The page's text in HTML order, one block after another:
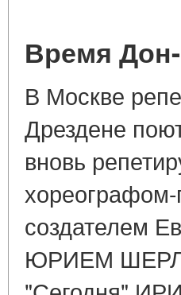
Время
В Москве
Дрездене
вновь
создателем
ЮРИЕМ